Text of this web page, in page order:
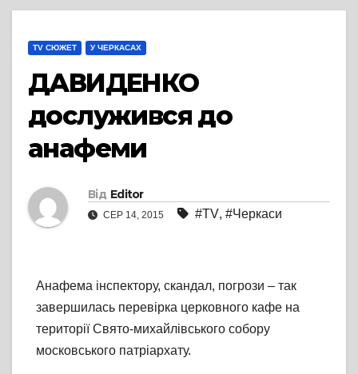
TV СЮЖЕТ У ЧЕРКАСАХ
ДАВИДЕНКО
дослужився до
анафеми
Від Editor
СЕР 14, 2015 #TV, #Черкаси
Анафема інспектору, скандал, погрози – так
завершилась перевірка церковного кафе на
території Свято-михайлівського собору
московського патріархату.